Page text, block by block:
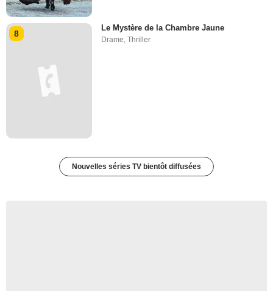
8
Le Mystère de la Chambre Jaune
Drame,Thriller
Nouvelles séries TV bientôt diffusées